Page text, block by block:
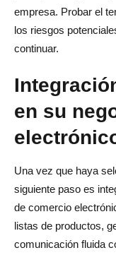
empresa. Probar el
los riesgos
continuar.
en su
Una vez que haya
siguiente paso es
de comercio
listas de productos,
comunicación fluida